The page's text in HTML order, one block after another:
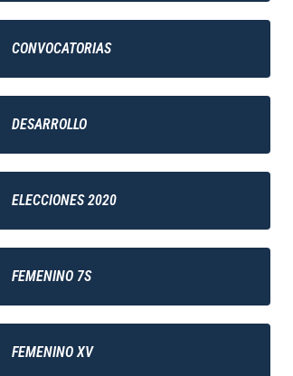
CONVOCATORIAS
DESARROLLO
ELECCIONES 2020
FEMENINO 7S
FEMENINO XV